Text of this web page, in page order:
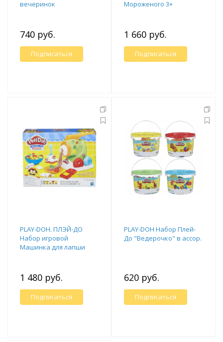
вечеринок
740 руб.
Подписаться
Мороженого 3+
1 660 руб.
Подписаться
PLAY-DOH. ПЛЭЙ-ДО
Набор игровой
Машинка для лапши
1 480 руб.
Подписаться
PLAY-DOH Набор Плей-
До "Ведерочко" в ассор.
620 руб.
Подписаться